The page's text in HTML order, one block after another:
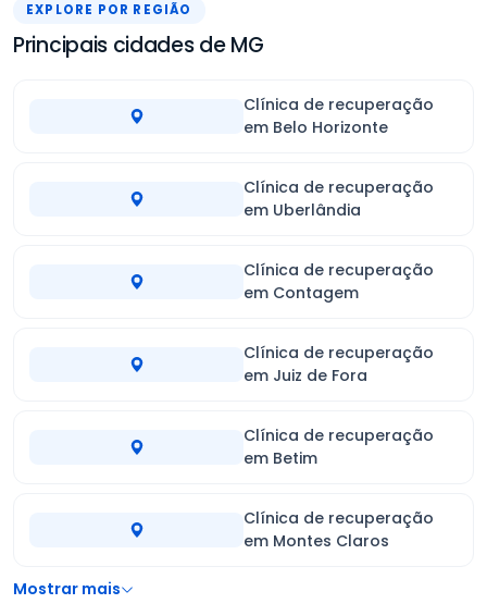
EXPLORE POR REGIÃO
Principais cidades de MG
Clínica de recuperação
em Belo Horizonte
Clínica de recuperação
em Uberlândia
Clínica de recuperação
em Contagem
Clínica de recuperação
em Juiz de Fora
Clínica de recuperação
em Betim
Clínica de recuperação
em Montes Claros
Mostrar mais